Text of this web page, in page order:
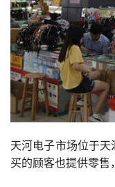
天河电子市场位于
买的顾客也提供零售